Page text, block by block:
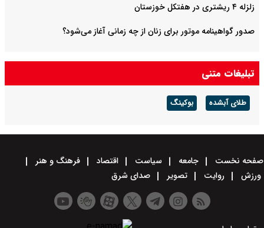
زلزله ۴ ریشتری در هفتکل خوزستان
صدور گواهینامه موتور برای زنان از چه زمانی آغاز می‌شود؟
تبلیغات متنی
طلای آبشده بوکینگ
صفحه نخست جامعه سیاست اقتصاد
فرهنگ و هنر
ورزش
روایت تصویر صدای شرق